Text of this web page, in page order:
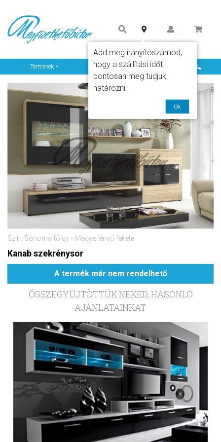
Termékek Info
Szín: Sonoma tölgy - Magasfényű fekete
Kanab szekrénysor
A termék már nem rendelhető
ÖSSZEGYŰJTÖTTÜK NEKED, HASONLÓ
AJÁNLATAINKAT.
Add meg irányítószámod,
hogy a szállítási időt
pontosan meg tudjuk
határozni!
Ok